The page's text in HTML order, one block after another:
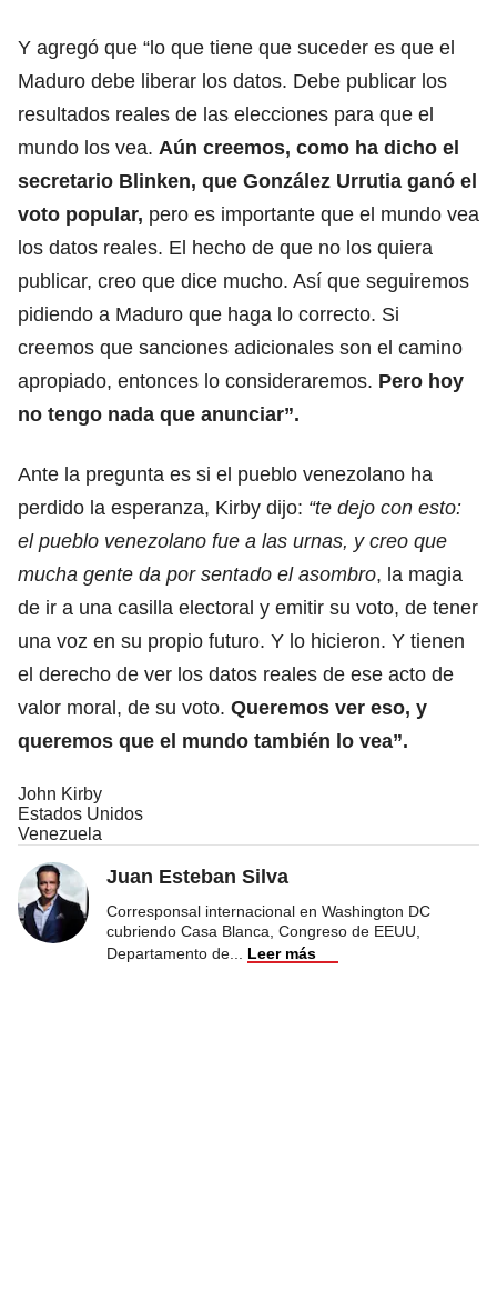
Y agregó que “lo que tiene que suceder es que el
Maduro debe liberar los datos. Debe publicar los
resultados reales de las elecciones para que el
mundo los vea. Aún creemos, como ha dicho el
secretario Blinken, que González Urrutia ganó el
voto popular, pero es importante que el mundo vea
los datos reales. El hecho de que no los quiera
publicar, creo que dice mucho. Así que seguiremos
pidiendo a Maduro que haga lo correcto. Si
creemos que sanciones adicionales son el camino
apropiado, entonces lo consideraremos. Pero hoy
no tengo nada que anunciar”.
Ante la pregunta es si el pueblo venezolano ha
perdido la esperanza, Kirby dijo: “te dejo con esto:
el pueblo venezolano fue a las urnas, y creo que
mucha gente da por sentado el asombro, la magia
de ir a una casilla electoral y emitir su voto, de tener
una voz en su propio futuro. Y lo hicieron. Y tienen
el derecho de ver los datos reales de ese acto de
valor moral, de su voto. Queremos ver eso, y
queremos que el mundo también lo vea”.
John Kirby
Estados Unidos
Venezuela
Juan Esteban Silva
Corresponsal internacional en Washington DC
cubriendo Casa Blanca, Congreso de EEUU,
Departamento de
Leer más